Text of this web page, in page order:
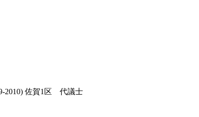
2010) 佐賀1区 代議士